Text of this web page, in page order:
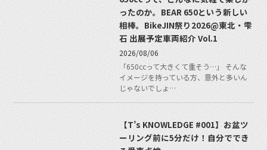
ったのか。BEAR 650という新しい
相棒。BikeJIN祭り2026@東北・雫
石 出展予定車両紹介 Vol.1
2026/08/06
「650ccって大きくて重そう…」 そんな
イメージを持っている方、意外と多いん
じゃないでしょ…
【T’s KNOWLEDGE #001】お盆ツ
ーリング前に5分だけ！自分ででき